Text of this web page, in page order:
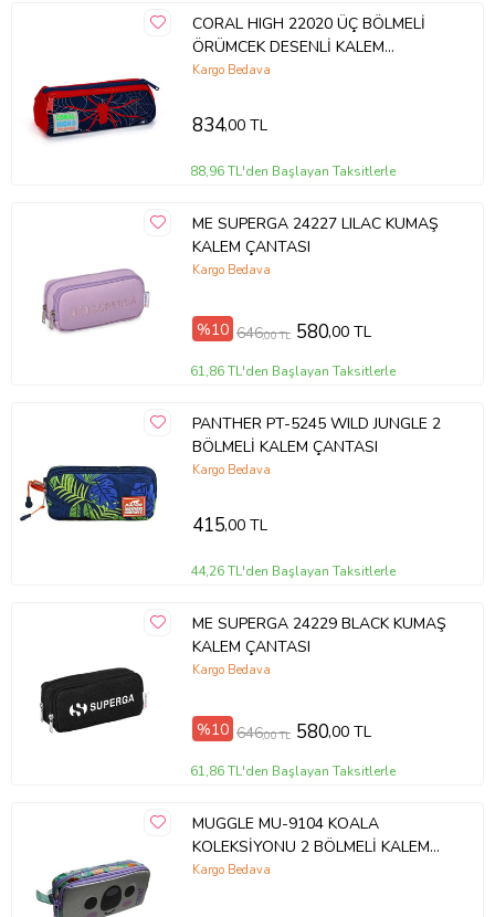
Ürün Ağırlığı : 80 gram
Ürün Kodu:kcm5366518
CORAL HIGH 22020 ÜÇ BÖLMELİ
ÖRÜMCEK DESENLİ KALEM
ÇANTASI KIRMIZI-LACİVERT
Kargo Bedava
834,00 TL
88,96 TL'den Başlayan Taksitlerle
ME SUPERGA 24227 LILAC KUMAŞ
KALEM ÇANTASI
Kargo Bedava
%10 646,00 TL 580,00 TL
61,86 TL'den Başlayan Taksitlerle
PANTHER PT-5245 WILD JUNGLE 2
BÖLMELİ KALEM ÇANTASI
Kargo Bedava
415,00 TL
44,26 TL'den Başlayan Taksitlerle
ME SUPERGA 24229 BLACK KUMAŞ
KALEM ÇANTASI
Kargo Bedava
%10 646,00 TL 580,00 TL
61,86 TL'den Başlayan Taksitlerle
MUGGLE MU-9104 KOALA
KOLEKSİYONU 2 BÖLMELİ KALEM
ÇANTASI
Kargo Bedava